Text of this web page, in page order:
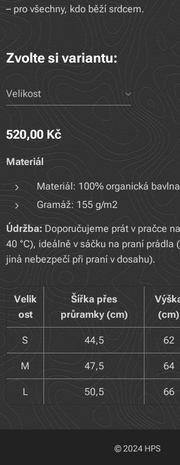
– pro všechny, kdo běží srdcem.
Zvolte si variantu:
Velikost
520,00 Kč
Materiál
Materiál: 100% organická bavlna
Gramáž: 155 g/m2
Údržba: Doporučujeme prát v pračce
40 °C), ideálně v sáčku na praní prádla
jiná nebezpečí při praní v dosahu).
Velik
ost
Šířka přes
průramky (cm)
(cm)
S 44,5 62
M 47,5 64
L 50,5 66
© 2024 HPS